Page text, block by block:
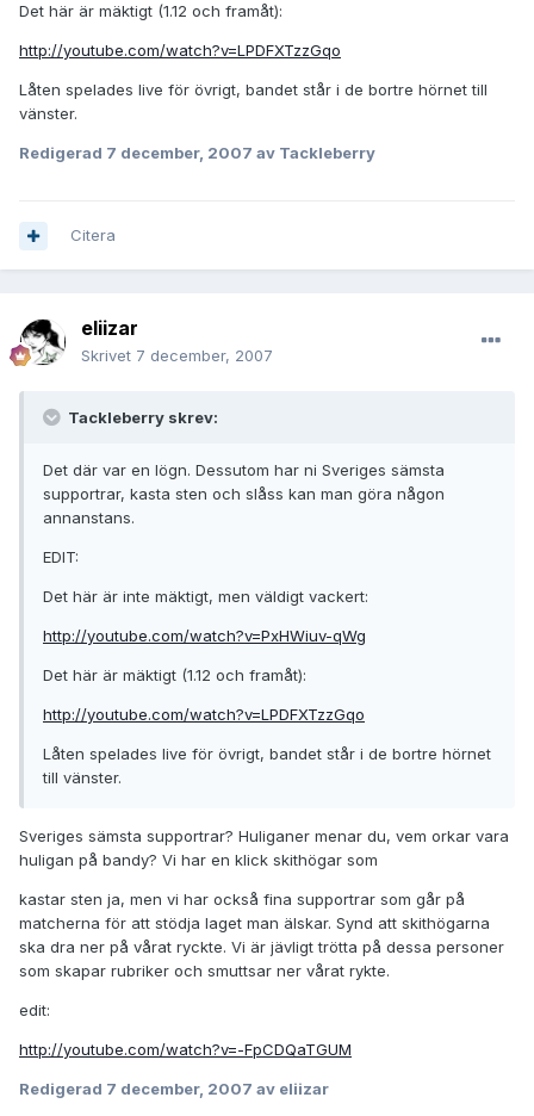
Det här är mäktigt (1.12 och framåt):
http://youtube.com/watch?v=LPDFXTzzGqo
Låten spelades live för övrigt, bandet står i de bortre hörnet till
vänster.
Redigerad 7 december, 2007 av Tackleberry
Citera
eliizar
Skrivet 7 december, 2007
Tackleberry skrev:
Det där var en lögn. Dessutom har ni Sveriges sämsta
supportrar, kasta sten och slåss kan man göra någon
annanstans.
EDIT:
Det här är inte mäktigt, men väldigt vackert:
http://youtube.com/watch?v=PxHWiuv-qWg
Det här är mäktigt (1.12 och framåt):
http://youtube.com/watch?v=LPDFXTzzGqo
Låten spelades live för övrigt, bandet står i de bortre hörnet
till vänster.
Sveriges sämsta supportrar? Huliganer menar du, vem orkar vara
huligan på bandy? Vi har en klick skithögar som
kastar sten ja, men vi har också fina supportrar som går på
matcherna för att stödja laget man älskar. Synd att skithögarna
ska dra ner på vårat ryckte. Vi är jävligt trötta på dessa personer
som skapar rubriker och smuttsar ner vårat rykte.
edit:
http://youtube.com/watch?v=-FpCDQaTGUM
Redigerad 7 december, 2007 av eliizar